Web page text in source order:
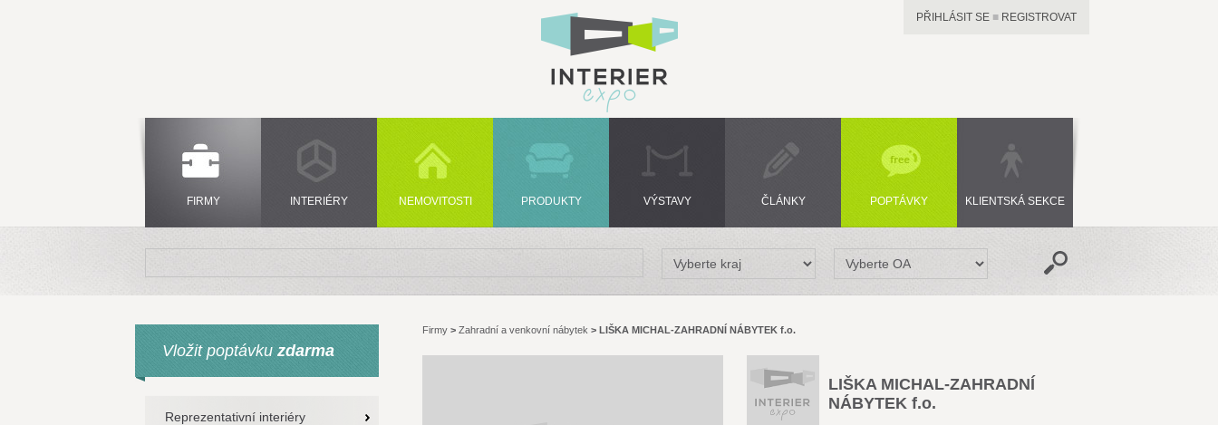
PŘIHLÁSIT SE ■ REGISTROVAT
FIRMY INTERIÉRY NEMOVITOSTI PRODUKTY VÝSTAVY ČLÁNKY POPTÁVKY KLIENTSKÁ SEKCE
Vložit poptávku zdarma
Reprezentativní interiéry
Firmy > Zahradní a venkovní nábytek > LIŠKA MICHAL-ZAHRADNÍ NÁBYTEK f.o.
LIŠKA MICHAL-ZAHRADNÍ
NÁBYTEK f.o.